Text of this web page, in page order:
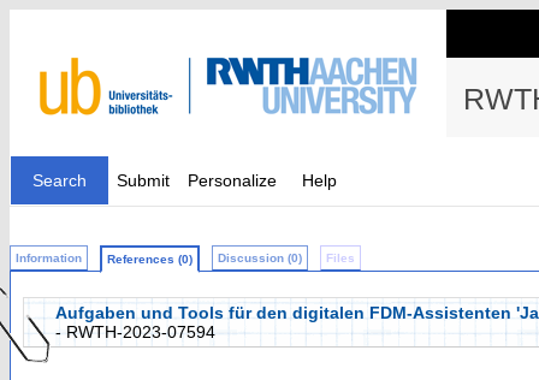
Search Submit Personalize Help
Information References (0) Discussion (0) Files
Aufgaben und Tools für den digitalen FDM-Assistenten
- RWTH-2023-07594